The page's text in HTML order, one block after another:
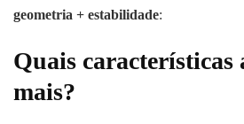
geometria + estabilidade:
Quais características
mais?